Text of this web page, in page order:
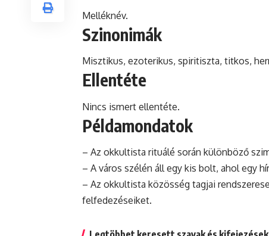
Melléknév.
Szinonimák
Misztikus, ezoterikus, spiritiszta, titkos,
Ellentéte
Nincs ismert ellentéte.
Példamondatok
– Az okkultista rituálé során különböző
– A város szélén áll egy kis bolt, ahol egy
– Az okkultista közösség tagjai
felfedezéseiket.